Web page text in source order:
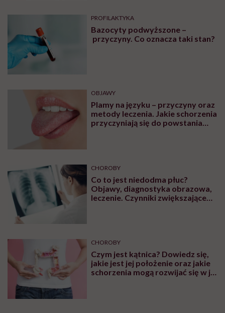
PROFILAKTYKA
Bazocyty podwyższone –
przyczyny. Co oznacza taki stan?
OBJAWY
Plamy na języku – przyczyny oraz
metody leczenia. Jakie schorzenia
przyczyniają się do powstania
CHOROBY
Co to jest niedodma płuc?
Objawy, diagnostyka obrazowa,
leczenie. Czynniki zwiększające
CHOROBY
Czym jest kątnica? Dowiedz się,
jakie jest jej położenie oraz jakie
schorzenia mogą rozwijać się w jej